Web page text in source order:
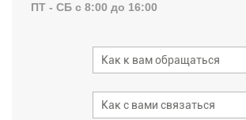
ПТ - СБ с 8:00 до 16:00